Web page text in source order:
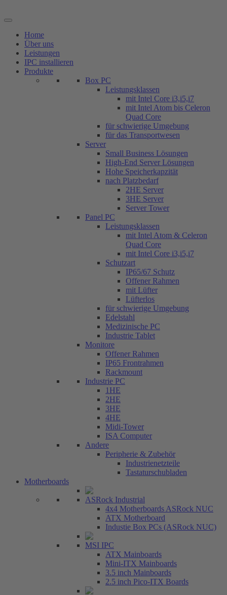
Inhalt
Home
Über uns
Leistungen
IPC installieren
Produkte
Box PC
Leistungsklassen
mit Intel Core i3,i5,i7
mit Intel Atom bis Celeron
Quad Core
für schwierige Umgebung
für das Transportwesen
Server
Small Business Lösungen
High-End Server Lösungen
Hohe Speicherkapzität
nach Platzbedarf
2HE Server
3HE Server
Server Tower
Panel PC
Leistungsklassen
mit Intel Atom & Celeron
Quad Core
mit Intel Core i3,i5,i7
Schutzart
IP65/67 Schutz
Offener Rahmen
mit Lüfter
Lüfterlos
für schwierige Umgebung
Edelstahl
Medizinische PC
Industrie Tablet
Monitore
Offener Rahmen
IP65 Frontrahmen
Rackmount
Industrie PC
1HE
2HE
3HE
4HE
Midi-Tower
ISA Computer
Andere
Peripherie & Zubehör
Industrienetzteile
Tastaturschubladen
Motherboards
ASRock Industrial
4x4 Motherboards ASRock NUC
ATX Motherboard
Industie Box PCs (ASRock NUC)
MSI IPC
ATX Mainboards
Mini-ITX Mainboards
3.5 inch Mainboards
2.5 inch Pico-ITX Boards